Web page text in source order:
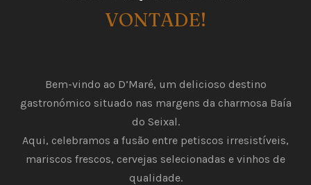
VONTADE!
Bem-vindo ao D’Maré, um delicioso destino
gastronómico situado nas margens da charmosa Baía
do Seixal.
Aqui, celebramos a fusão entre petiscos irresistíveis,
mariscos frescos, cervejas selecionadas e vinhos de
qualidade.